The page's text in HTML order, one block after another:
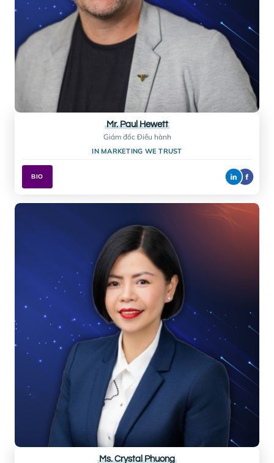
Ms. Sonal Uberoi
Nhà sáng lập & Giám đốc Wellness
SPA BALANCE CONSULTING